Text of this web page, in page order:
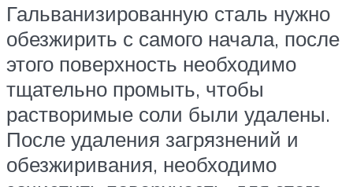
Гальванизированную сталь нужно
обезжирить с самого начала, после
этого поверхность необходимо
тщательно промыть, чтобы
растворимые соли были удалены.
После удаления загрязнений и
обезжиривания, необходимо